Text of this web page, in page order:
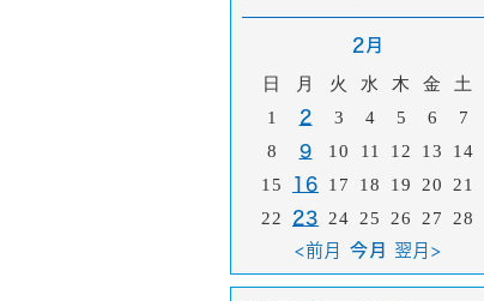
2月
日 月 火 水 木 金
土
1
2 3 4 5 6
7
8
9 10 11 12 13
14
15
16 17 18 19 20
21
22
23 24 25 26 27 28
<前月 今月 翌月>